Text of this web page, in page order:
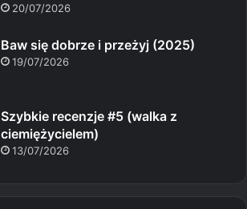
20/07/2026
Baw się dobrze i przeżyj (2025)
19/07/2026
Szybkie recenzje #5 (walka z
ciemiężycielem)
13/07/2026